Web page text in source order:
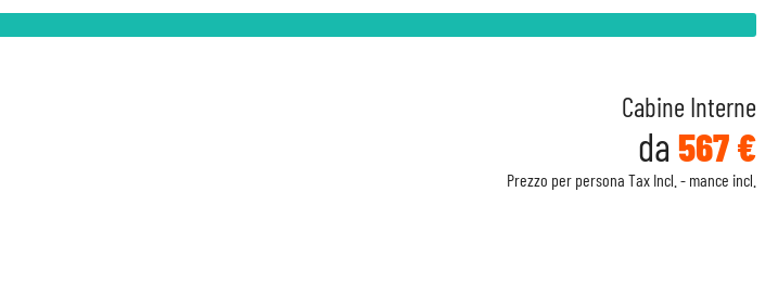
Cabine Interne
da 567 €
Prezzo per persona Tax Incl. - mance incl.